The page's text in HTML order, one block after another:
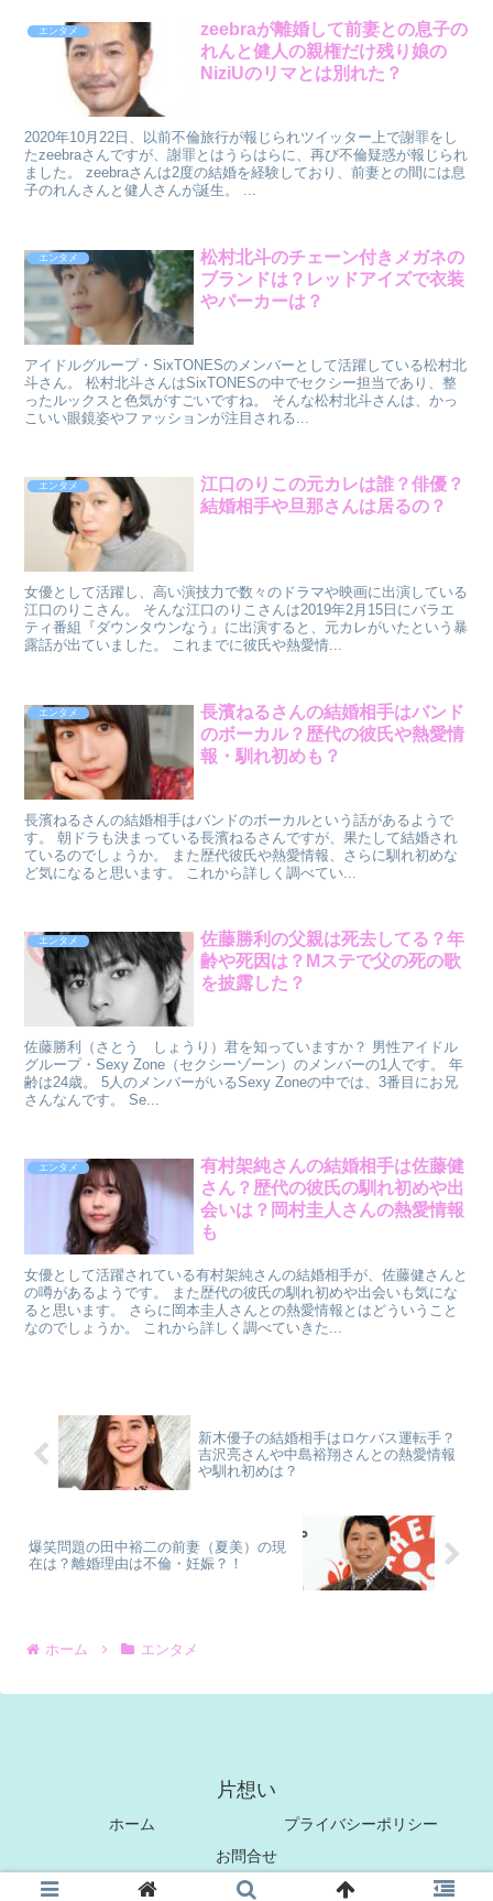
エンタメ
zeebraが離婚して前妻との息子の
れんと健人の親権だけ残り娘の
NiziUのリマとは別れた？
2020年10月22日、以前不倫旅行が報じられツイッター上で謝罪をし
たzeebraさんですが、謝罪とはうらはらに、再び不倫疑惑が報じられ
ました。 zeebraさんは2度の結婚を経験しており、前妻との間には息
子のれんさんと健人さんが誕生。 ...
エンタメ
松村北斗のチェーン付きメガネの
ブランドは？レッドアイズで衣装
やパーカーは？
アイドルグループ・SixTONESのメンバーとして活躍している松村北
斗さん。 松村北斗さんはSixTONESの中でセクシー担当であり、整
ったルックスと色気がすごいですね。 そんな松村北斗さんは、かっ
こいい眼鏡姿やファッションが注目される...
エンタメ
江口のりこの元カレは誰？俳優？
結婚相手や旦那さんは居るの？
女優として活躍し、高い演技力で数々のドラマや映画に出演している
江口のりこさん。 そんな江口のりこさんは2019年2月15日にバラエ
ティ番組『ダウンタウンなう』に出演すると、元カレがいたという暴
露話が出ていました。 これまでに彼氏や熱愛情...
エンタメ
長濱ねるさんの結婚相手はバンド
のボーカル？歴代の彼氏や熱愛情
報・馴れ初めも？
長濱ねるさんの結婚相手はバンドのボーカルという話があるようで
す。 朝ドラも決まっている長濱ねるさんですが、果たして結婚され
ているのでしょうか。 また歴代彼氏や熱愛情報、さらに馴れ初めな
ど気になると思います。 これから詳しく調べてい...
エンタメ
佐藤勝利の父親は死去してる？年
齢や死因は？Mステで父の死の歌
を披露した？
佐藤勝利（さとう しょうり）君を知っていますか？ 男性アイドル
グループ・Sexy Zone（セクシーゾーン）のメンバーの1人です。 年
齢は24歳。 5人のメンバーがいるSexy Zoneの中では、3番目にお兄
さんなんです。 Se...
エンタメ
有村架純さんの結婚相手は佐藤健
さん？歴代の彼氏の馴れ初めや出
会いは？岡村圭人さんの熱愛情報
も
女優として活躍されている有村架純さんの結婚相手が、佐藤健さんと
の噂があるようです。 また歴代の彼氏の馴れ初めや出会いも気にな
ると思います。 さらに岡本圭人さんとの熱愛情報とはどういうこと
なのでしょうか。 これから詳しく調べていきた...
新木優子の結婚相手はロケバス運転手？
吉沢亮さんや中島裕翔さんとの熱愛情報
や馴れ初めは？
爆笑問題の田中裕二の前妻（夏美）の現
在は？離婚理由は不倫・妊娠？！
ホーム エンタメ
片想い
ホーム
プライバシーポリシー
お問合せ
© 2021 片想い.